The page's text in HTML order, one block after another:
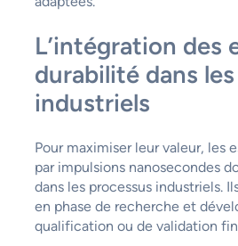
L’intégration des
durabilité dans
industriels
Pour maximiser leur valeur, les
par impulsions nanosecondes
dans les processus industriels.
en phase de recherche et
qualification ou de validation